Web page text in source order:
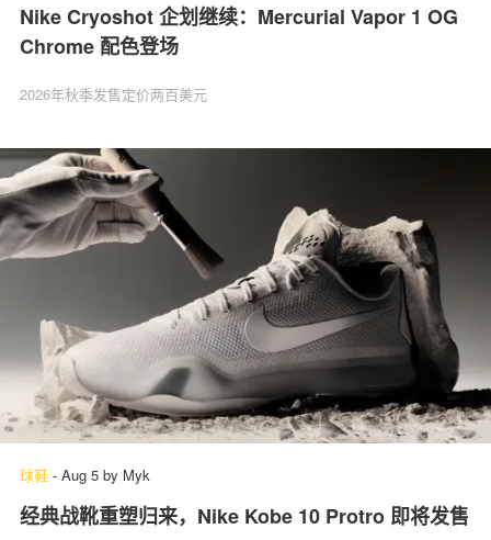
Nike Cryoshot 企划继续：Mercurial Vapor 1 OG
Chrome 配色登场
2026年秋季发售定价两百美元
球鞋 - Aug 5 by Myk
经典战靴重塑归来，Nike Kobe 10 Protro 即将发售